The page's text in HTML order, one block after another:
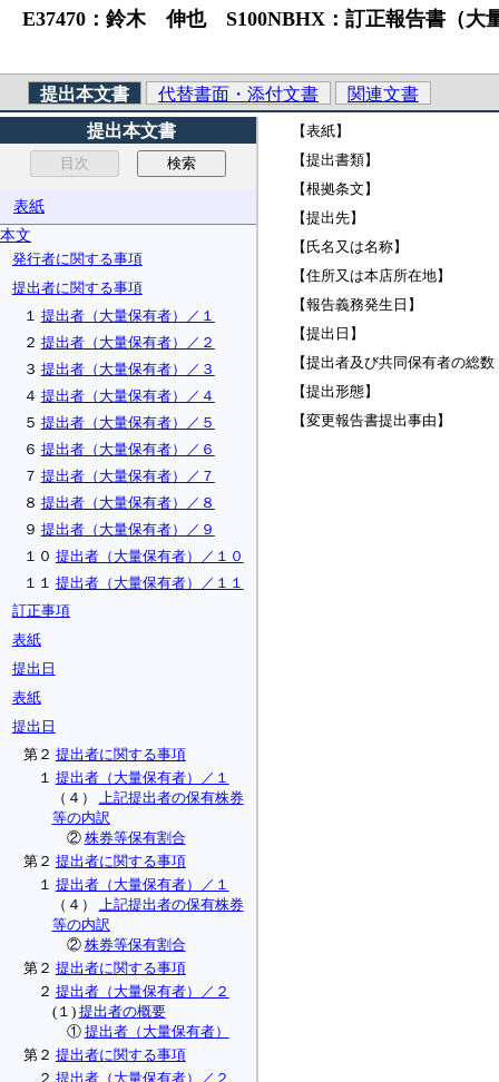
E37470：鈴木 伸也 S100NBHX：訂正報告書（大
提出本文書 代替書面・添付文書
関連文書
提出本文書